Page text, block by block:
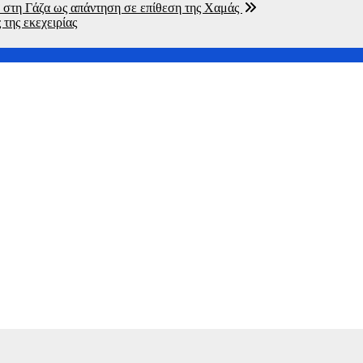
Γάζα ως απάντηση σε επίθεση της Χαμάς
εκεχειρίας